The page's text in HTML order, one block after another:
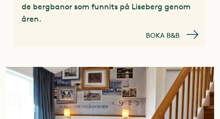
de bergbanor som funnits på Liseberg genom
åren.
BOKA B&B